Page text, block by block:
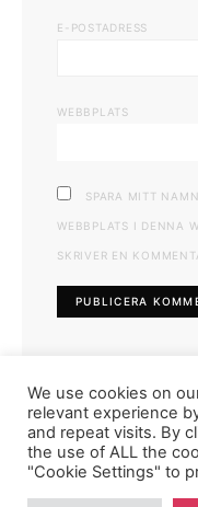
E-POSTADRESS
WEBBPLATS
SPARA MITT
WEBBPLATS I DENNA
SKRIVER EN
FASHIONINK.SE
We use cookies on
relevant experience
and repeat visits. By
the use of ALL the
"Cookie Settings" to